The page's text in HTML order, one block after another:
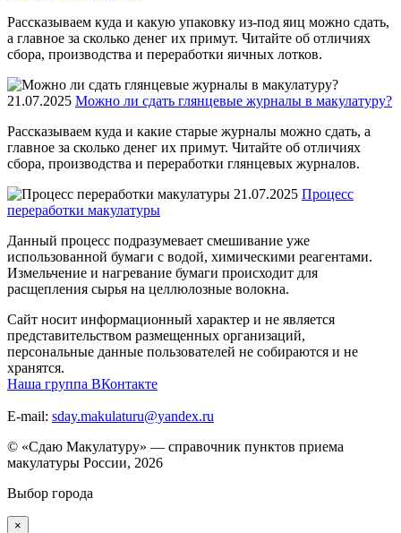
Рассказываем куда и какую упаковку из-под яиц можно сдать,
а главное за сколько денег их примут. Читайте об отличиях
сбора, производства и переработки яичных лотков.
21.07.2025 Можно ли сдать глянцевые журналы в макулатуру?
Рассказываем куда и какие старые журналы можно сдать, а
главное за сколько денег их примут. Читайте об отличиях
сбора, производства и переработки глянцевых журналов.
21.07.2025 Процесс
переработки макулатуры
Данный процесс подразумевает смешивание уже
использованной бумаги с водой, химическими реагентами.
Измельчение и нагревание бумаги происходит для
расщепления сырья на целлюлозные волокна.
Сайт носит информационный характер и не является
представительством размещенных организаций,
персональные данные пользователей не собираются и не
хранятся.
Наша группа ВКонтакте
E-mail: sday.makulaturu@yandex.ru
© «Сдаю Макулатуру» — справочник пунктов приема
макулатуры России, 2026
Выбор города
×